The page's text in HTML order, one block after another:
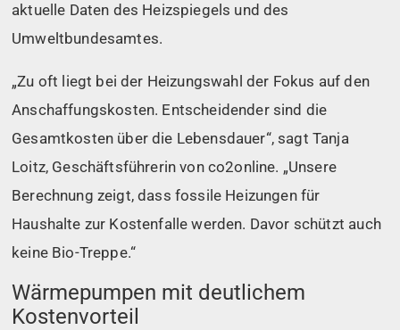
aktuelle Daten des Heizspiegels und des
Umweltbundesamtes.
„Zu oft liegt bei der Heizungswahl der Fokus auf den
Anschaffungskosten. Entscheidender sind die
Gesamtkosten über die Lebensdauer“, sagt Tanja
Loitz, Geschäftsführerin von co2online. „Unsere
Berechnung zeigt, dass fossile Heizungen für
Haushalte zur Kostenfalle werden. Davor schützt auch
keine Bio-Treppe.“
Wärmepumpen mit deutlichem
Kostenvorteil